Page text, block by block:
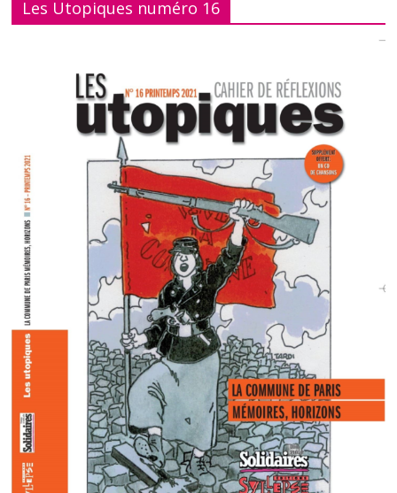
Les Utopiques numéro 16